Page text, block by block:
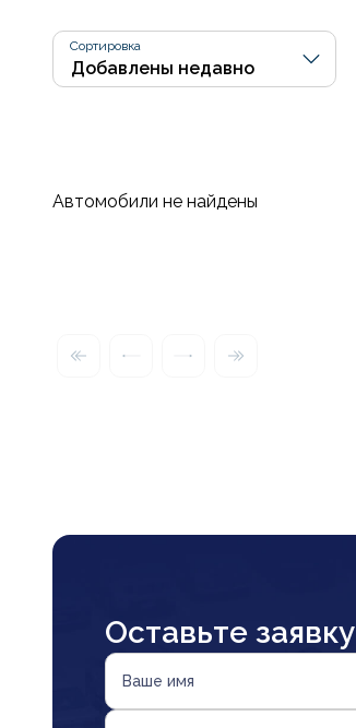
Сортировка
Автомобили не найдены
Оставьте заявку
Ваше имя